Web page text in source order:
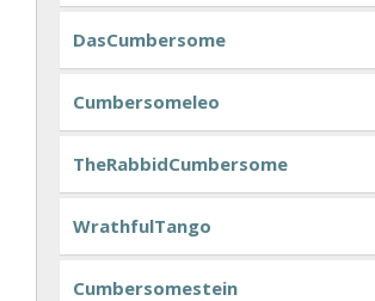
DasCumbersome
Cumbersomeleo
TheRabbidCumbersome
WrathfulTango
Cumbersomestein